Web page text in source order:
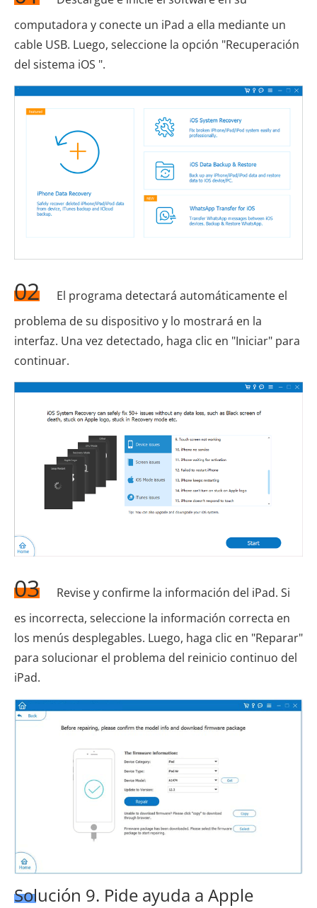
computadora y conecte un iPad a ella mediante un
cable USB. Luego, seleccione la opción "Recuperación
del sistema iOS ".
02
El programa detectará automáticamente el
problema de su dispositivo y lo mostrará en la
interfaz. Una vez detectado, haga clic en "Iniciar" para
continuar.
03
Revise y confirme la información del iPad. Si
es incorrecta, seleccione la información correcta en
los menús desplegables. Luego, haga clic en "Reparar"
para solucionar el problema del reinicio continuo del
iPad.
Solución 9. Pide ayuda a Apple